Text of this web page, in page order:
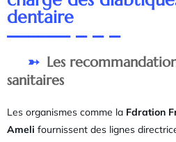
dentaire
Les
sanitaires
Les organismes comme la Fdration
Ameli fournissent des lignes